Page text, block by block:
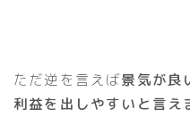
ただ逆を言えば景気が良
利益を出しやすいと言え